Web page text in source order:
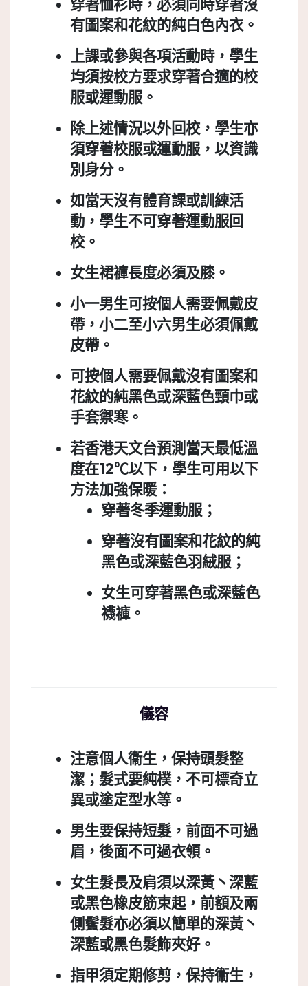
穿著恤衫時，必須同時穿著沒
有圖案和花紋的純白色內衣。
上課或參與各項活動時，學生
均須按校方要求穿著合適的校
服或運動服。
除上述情況以外回校，學生亦
須穿著校服或運動服，以資識
別身分。
如當天沒有體育課或訓練活
動，學生不可穿著運動服回
校。
女生裙褲長度必須及膝。
小一男生可按個人需要佩戴皮
帶，小二至小六男生必須佩戴
皮帶。
可按個人需要佩戴沒有圖案和
花紋的純黑色或深藍色頸巾或
手套禦寒。
若香港天文台預測當天最低溫
度在12℃以下，學生可用以下
方法加強保暖：
穿著冬季運動服；
穿著沒有圖案和花紋的純
黑色或深藍色羽絨服；
女生可穿著黑色或深藍色
襪褲。
儀容
注意個人衞生，保持頭髮整
潔；髮式要純樸，不可標奇立
異或塗定型水等。
男生要保持短髮，前面不可過
眉，後面不可過衣領。
女生髮長及肩須以深黃丶深藍
或黑色橡皮筋束起，前額及兩
側鬢髮亦必須以簡單的深黃丶
深藍或黑色髮飾夾好。
指甲須定期修剪，保持衞生，